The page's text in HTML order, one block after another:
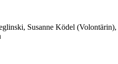
Susanne Ködel (Volontärin),